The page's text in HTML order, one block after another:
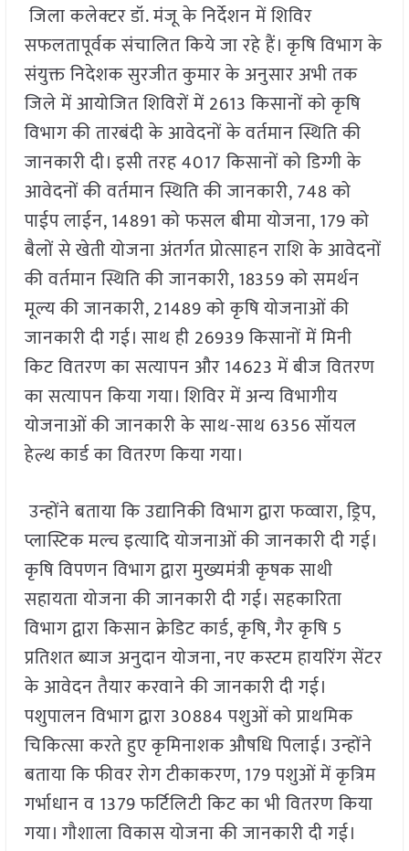
जिला कलेक्टर डॉ. मंजू के निर्देशन में शिविर
सफलतापूर्वक संचालित किये जा रहे हैं। कृषि विभाग के
संयुक्त निदेशक सुरजीत कुमार के अनुसार अभी तक
जिले में आयोजित शिविरों में 2613 किसानों को कृषि
विभाग की तारबंदी के आवेदनों के वर्तमान स्थिति की
जानकारी दी। इसी तरह 4017 किसानों को डिग्गी के
आवेदनों की वर्तमान स्थिति की जानकारी, 748 को
पाईप लाईन, 14891 को फसल बीमा योजना, 179 को
बैलों से खेती योजना अंतर्गत प्रोत्साहन राशि के आवेदनों
की वर्तमान स्थिति की जानकारी, 18359 को समर्थन
मूल्य की जानकारी, 21489 को कृषि योजनाओं की
जानकारी दी गई। साथ ही 26939 किसानों में मिनी
किट वितरण का सत्यापन और 14623 में बीज वितरण
का सत्यापन किया गया। शिविर में अन्य विभागीय
योजनाओं की जानकारी के साथ-साथ 6356 सॉयल
हेल्थ कार्ड का वितरण किया गया।
उन्होंने बताया कि उद्यानिकी विभाग द्वारा फव्वारा, ड्रिप,
प्लास्टिक मल्च इत्यादि योजनाओं की जानकारी दी गई।
कृषि विपणन विभाग द्वारा मुख्यमंत्री कृषक साथी
सहायता योजना की जानकारी दी गई। सहकारिता
विभाग द्वारा किसान क्रेडिट कार्ड, कृषि, गैर कृषि 5
प्रतिशत ब्याज अनुदान योजना, नए कस्टम हायरिंग सेंटर
के आवेदन तैयार करवाने की जानकारी दी गई।
पशुपालन विभाग द्वारा 30884 पशुओं को प्राथमिक
चिकित्सा करते हुए कृमिनाशक औषधि पिलाई। उन्होंने
बताया कि फीवर रोग टीकाकरण, 179 पशुओं में कृत्रिम
गर्भाधान व 1379 फर्टिलिटी किट का भी वितरण किया
गया। गौशाला विकास योजना की जानकारी दी गई।